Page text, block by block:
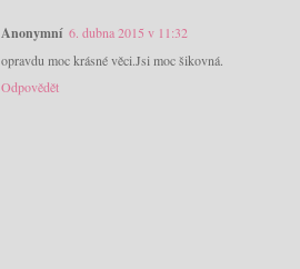
Anonymní 6. dubna 2015 v 11:32
opravdu moc krásné věci.Jsi moc šikovná.
Odpovědět